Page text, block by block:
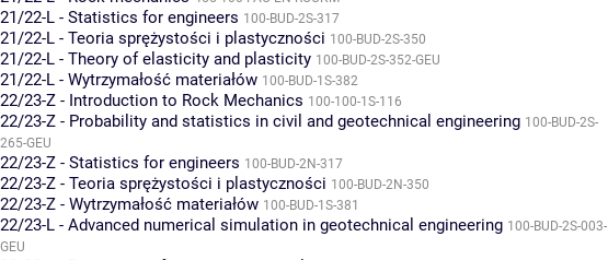
21/22-L - Statistics for engineers 100-BUD-2S-317
21/22-L - Teoria sprężystości i plastyczności 100-BUD-2S-350
21/22-L - Theory of elasticity and plasticity 100-BUD-2S-352-GEU
21/22-L - Wytrzymałość materiałów 100-BUD-1S-382
22/23-Z - Introduction to Rock Mechanics 100-100-1S-116
22/23-Z - Probability and statistics in civil and geotechnical engineering 100-BUD-2S-
265-GEU
22/23-Z - Statistics for engineers 100-BUD-2N-317
22/23-Z - Teoria sprężystości i plastyczności 100-BUD-2N-350
22/23-Z - Wytrzymałość materiałów 100-BUD-1S-381
22/23-L - Advanced numerical simulation in geotechnical engineering 100-BUD-2S-003-
GEU